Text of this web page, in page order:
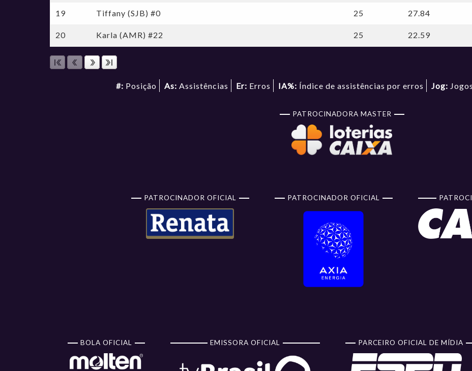
19 Tiffany (SJB) #0 25 27.84
20 Karla (AMR) #22 25 22.59
#: Posição As: Assistências Er: Erros IA%: Índice de assistências por erros Jog: Jogos
PATROCINADORA MASTER
PATROCINADOR OFICIAL PATROCINADOR OFICIAL
BOLA OFICIAL EMISSORA OFICIAL PARCEIRO OFICIAL DE MÍDIA